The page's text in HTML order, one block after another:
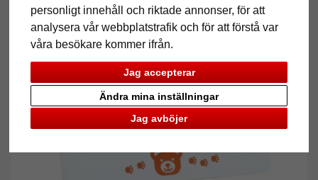
personligt innehåll och riktade annonser, för att
analysera vår webbplatstrafik och för att förstå var
våra besökare kommer ifrån.
Jag accepterar
Jag avböjer
Ändra mina inställningar
Tillbaka